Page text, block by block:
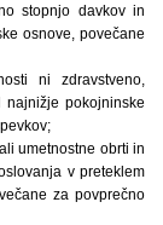
stopnjo davkov in
osnove, povečane
ni zdravstveno,
pokojninske
umetnostne obrti in
v preteklem
za povprečno